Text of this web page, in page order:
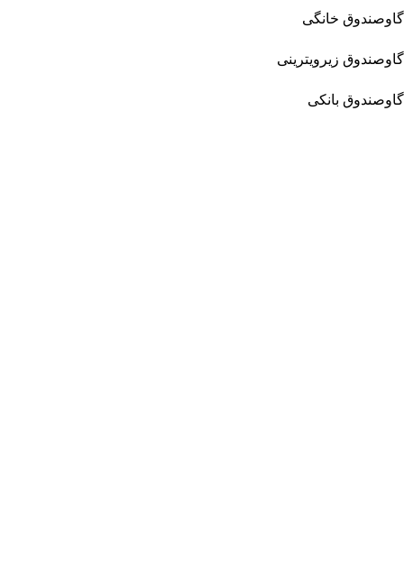
گاوصندوق خانگی
گاوصندوق زیرویترینی
گاوصندوق بانکی